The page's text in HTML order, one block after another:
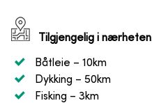
Tilgjengelig i nærheten
Båtleie – 10km
Dykking – 50km
Fisking – 3km